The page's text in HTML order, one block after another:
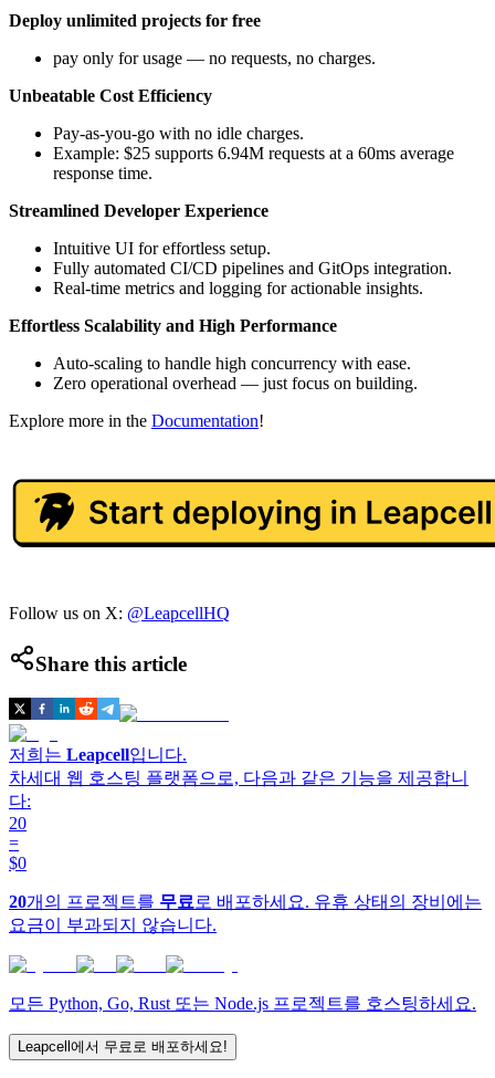
Deploy unlimited projects for free
pay only for usage — no requests, no charges.
Unbeatable Cost Efficiency
Pay-as-you-go with no idle charges.
Example: $25 supports 6.94M requests at a 60ms average
response time.
Streamlined Developer Experience
Intuitive UI for effortless setup.
Fully automated CI/CD pipelines and GitOps integration.
Real-time metrics and logging for actionable insights.
Effortless Scalability and High Performance
Auto-scaling to handle high concurrency with ease.
Zero operational overhead — just focus on building.
Explore more in the Documentation!
Follow us on X: @LeapcellHQ
Share this article
저희는 Leapcell입니다.
차세대 웹 호스팅 플랫폼으로, 다음과 같은 기능을 제공합니
다:
20
=
$0
20개의 프로젝트를 무료 로 배포하세요. 유휴 상태의 장비에는
요금이 부과되지 않습니다.
모든 Python, Go, Rust 또는 Node.js 프로젝트를 호스팅하세요.
Leapcell에서 무료로 배포하세요!